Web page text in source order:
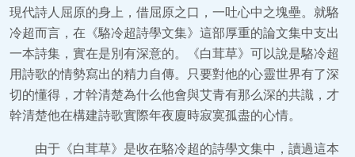
現代詩人屈原的身上，借屈原之口，一吐心中之塊壘。就駱
冷超而言，在《駱冷超詩學文集》這部厚重的論文集中支出
一本詩集，實在是別有深意的。《白茸草》可以說是駱冷超
用詩歌的情勢寫出的精力自傳。只要對他的心靈世界有了深
切的懂得，才幹清楚為什么他會與艾青有那么深的共識，才
幹清楚他在構建詩歌實際年夜廈時寂寞孤盡的心情。
由于《白茸草》是收在駱冷超的詩學文集中，讀過這本